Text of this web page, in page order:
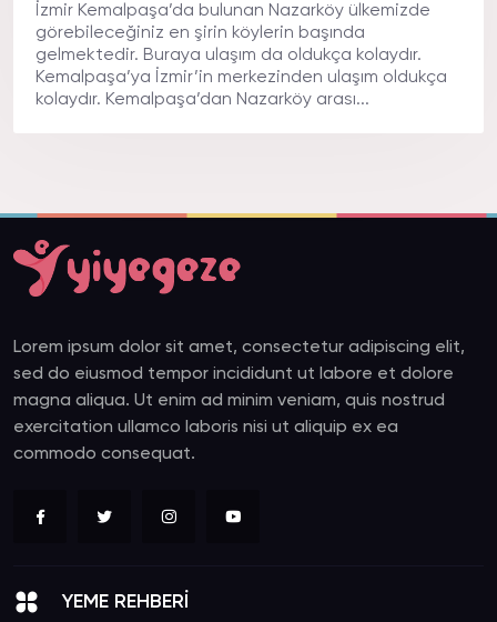
İzmir Kemalpaşa’da bulunan Nazarköy ülkemizde
görebileceğiniz en şirin köylerin başında
gelmektedir. Buraya ulaşım da oldukça kolaydır.
Kemalpaşa’ya İzmir’in merkezinden ulaşım oldukça
kolaydır. Kemalpaşa’dan Nazarköy arası...
Lorem ipsum dolor sit amet, consectetur adipiscing elit,
sed do eiusmod tempor incididunt ut labore et dolore
magna aliqua. Ut enim ad minim veniam, quis nostrud
exercitation ullamco laboris nisi ut aliquip ex ea
commodo consequat.
YEME REHBERİ